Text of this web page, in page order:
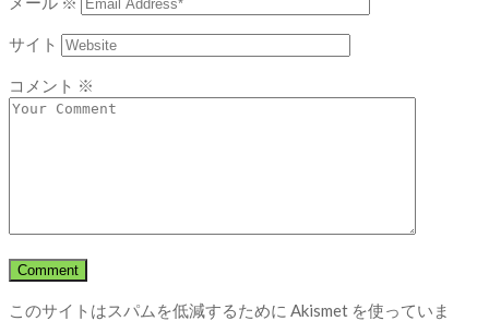
サイト
コメント ※
このサイトはスパムを低減するために Akismet を使っていま